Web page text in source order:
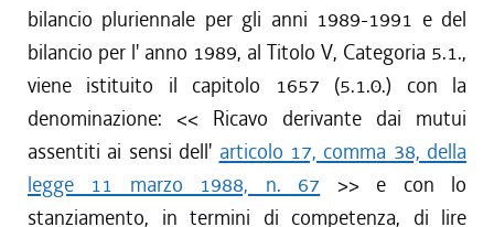
bilancio pluriennale per gli anni 1989-1991 e del
bilancio per l' anno 1989, al Titolo V, Categoria 5.1.,
viene istituito il capitolo 1657 (5.1.0.) con la
denominazione: << Ricavo derivante dai mutui
assentiti ai sensi dell' articolo 17, comma 38, della
legge 11 marzo 1988, n. 67 >> e con lo
stanziamento, in termini di competenza, di lire